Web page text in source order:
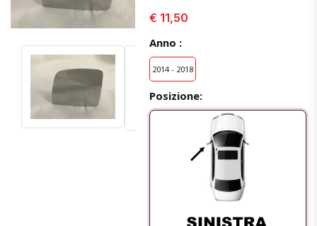
€ 11,50
Anno :
2014 - 2018
Posizione: